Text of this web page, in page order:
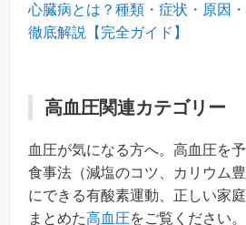
心臓病とは？種類・症状・原因
徹底解説【完全ガイド】
高血圧関連カテゴリー
血圧が気になる方へ。高血圧を
食事法（減塩のコツ、カリウム
にできる有酸素運動、正しい家
まとめた高血圧をご覧ください。